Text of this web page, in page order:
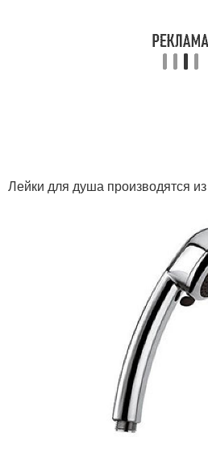
Лейки для душа производятся